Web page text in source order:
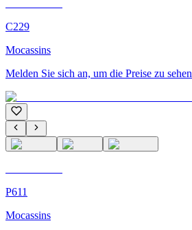
C229
Mocassins
Melden Sie sich an, um die Preise zu sehen
P611
Mocassins